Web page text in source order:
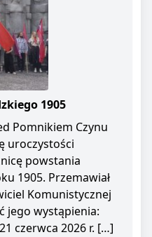
1905
Pomnikiem Czynu
uroczystości
powstania
1905. Przemawiał
Komunistycznej
jego wystąpienia:
czerwca 2026 r. […]